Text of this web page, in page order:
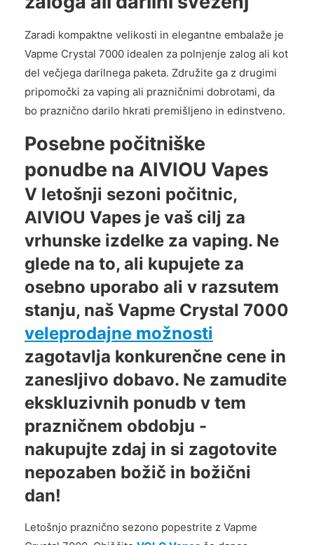
Zaradi kompaktne velikosti in elegantne embalaže je
Vapme Crystal 7000 idealen za polnjenje zalog ali kot
del večjega darilnega paketa. Združite ga z drugimi
pripomočki za vaping ali prazničnimi dobrotami, da
bo praznično darilo hkrati premišljeno in edinstveno.
Posebne počitniške
ponudbe na AIVIOU Vapes
V letošnji sezoni počitnic,
AIVIOU Vapes je vaš cilj za
vrhunske izdelke za vaping. Ne
glede na to, ali kupujete za
osebno uporabo ali v razsutem
stanju, naš Vapme Crystal 7000
veleprodajne možnosti
zagotavlja konkurenčne cene in
zanesljivo dobavo. Ne zamudite
ekskluzivnih ponudb v tem
prazničnem obdobju -
nakupujte zdaj in si zagotovite
nepozaben božič in božični
dan!
Letošnjo praznično sezono popestrite z Vapme